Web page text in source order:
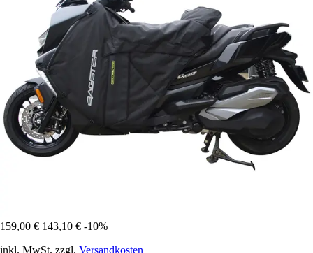
159,00 € 143,10 € -10%
inkl. MwSt. zzgl. Versandkosten